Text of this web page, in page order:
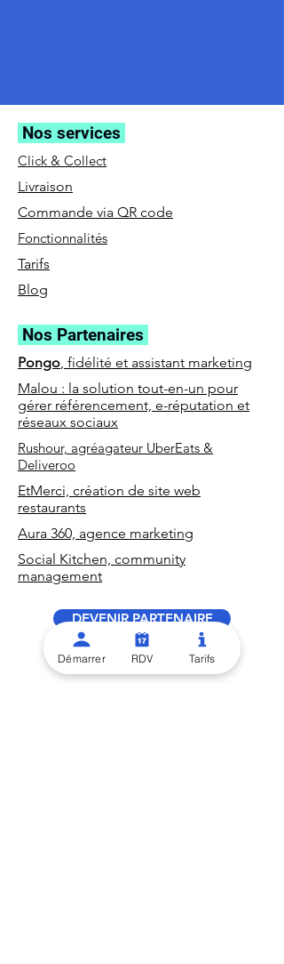
Nos services
Click & Collect
Commande via QR code
Fonctionnalités
Tarifs
Blog
Livraison
Nos Partenaires
Pongo, fidélité et assistant marketing
Malou : la solution tout-en-un pour
gérer référencement, e-réputation et
réseaux sociaux
Rushour, agréagateur UberEats &
Deliveroo
EtMerci, création de site web
restaurants
Social Kitchen, community
management
Aura 360, agence marketing
DEVENIR PARTENAIRE
Démarrer RDV Tarifs